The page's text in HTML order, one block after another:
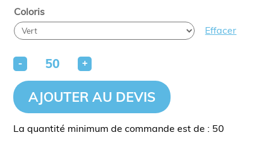
Coloris
Effacer
- +
AJOUTER AU DEVIS
La quantité minimum de commande est de : 50